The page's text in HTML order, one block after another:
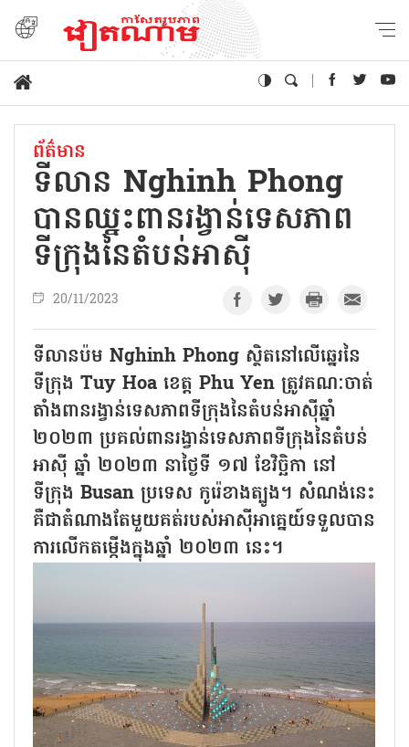
ព័ត៌មាន
ទីលាន Nghinh Phong
បានឈ្នះពានរង្វាន់ទេសភាព
ទីក្រុងនៃតំបន់អាស៊ី
20/11/2023
ទីលានប៉ម Nghinh Phong ស្ថិតនៅលើឆ្នេរនៃ
ទីក្រុង Tuy Hoa ខេត្ត Phu Yen ត្រូវគណៈចាត់
តាំងពានរង្វាន់ទេសភាពទីក្រុងនៃតំបន់អាស៊ីឆ្នាំ
២០២៣ ប្រគល់ពានរង្វាន់ទេសភាពទីក្រុងនៃតំបន់
អាស៊ី ឆ្នាំ ២០២៣ នាថ្ងៃទី ១៧ ខែវិច្ឆិកា នៅ
ទីក្រុង Busan ប្រទេស កូរ៉េខាងត្បូង។ សំណង់នេះ
គឺជាតំណាងតែមួយគត់របស់អាស៊ីអាគ្នេយ៍ទទួលបាន
ការលើកតម្កើងក្នុងឆ្នាំ ២០២៣ នេះ។